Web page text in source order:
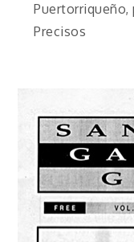
Puertorriqueño,
Precisos